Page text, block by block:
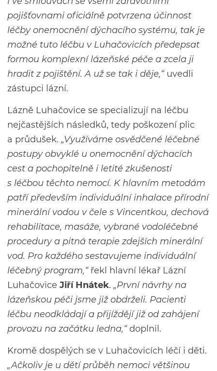
pojišťovnami oficiálně potvrzena účinnost
léčby onemocnění dýchacího systému, tak je
možné tuto léčbu v Luhačovicích předepsat
formou komplexní lázeňské péče a zcela ji
hradit z pojištění. A už se tak i děje,“uvedli
zástupci lázní.
Lázně Luhačovice se specializují na léčbu
nejčastějších následků, tedy poškození plic
a průdušek. „Využíváme osvědčené léčebné
postupy obvyklé u onemocnění dýchacích
cest a pochopitelně i letité zkušenosti
s léčbou těchto nemocí. K hlavním metodám
patří především individuální inhalace přírodní
minerální vodou v čele s Vincentkou, dechová
rehabilitace, masáže, vybrané vodoléčebné
procedury a pitná terapie zdejších minerální
vod. Pro každého sestavujeme individuální
léčebný program,“řekl hlavní lékař Lázní
Luhačovice Jiří Hnátek. „První návrhy na
lázeňskou péči jsme již obdrželi. Pacienti
léčbu neodkládají a přijíždějí již od zahájení
provozu na začátku ledna,“doplnil.
Kromě dospělých se v Luhačovicích léčí i děti.
„Ačkoliv je u dětí průběh nemoci většinou